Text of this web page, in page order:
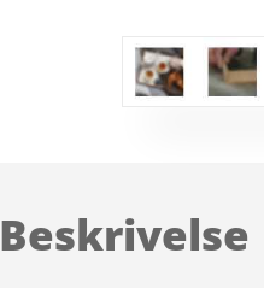
Beskrivelse